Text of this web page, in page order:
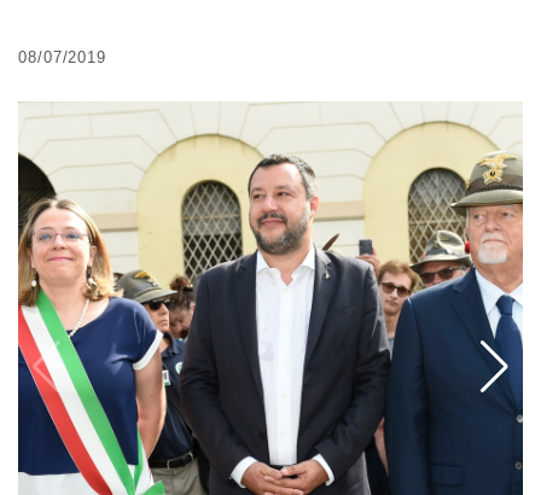
08/07/2019